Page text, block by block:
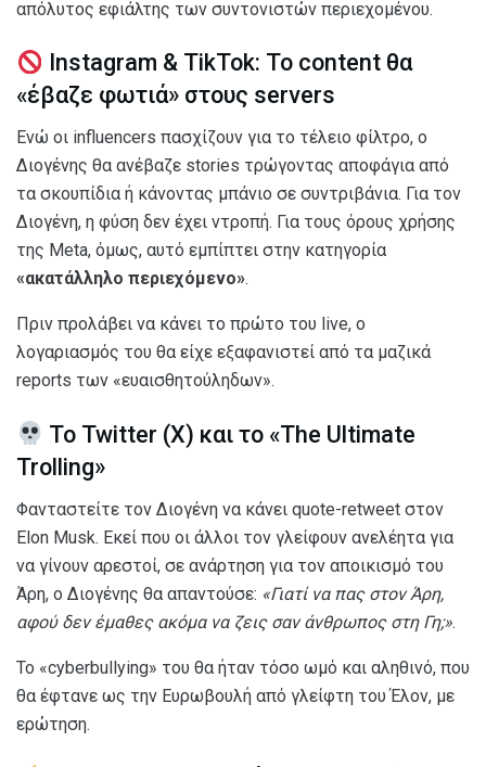
απόλυτος εφιάλτης των συντονιστών περιεχομένου.
Instagram & TikTok: Το content θα
«έβαζε φωτιά» στους servers
Ενώ οι influencers πασχίζουν για το τέλειο φίλτρο, ο
Διογένης θα ανέβαζε stories τρώγοντας αποφάγια από
τα σκουπίδια ή κάνοντας μπάνιο σε συντριβάνια. Για τον
Διογένη, η φύση δεν έχει ντροπή. Για τους όρους χρήσης
της Meta, όμως, αυτό εμπίπτει στην κατηγορία
«ακατάλληλο περιεχόμενο».
Πριν προλάβει να κάνει το πρώτο του live, ο
λογαριασμός του θα είχε εξαφανιστεί από τα μαζικά
reports των «ευαισθητούληδων».
Το Twitter (X) και το «The Ultimate
Trolling»
Φανταστείτε τον Διογένη να κάνει quote-retweet στον
Elon Musk. Εκεί που οι άλλοι τον γλείφουν ανελέητα για
να γίνουν αρεστοί, σε ανάρτηση για τον αποικισμό του
Άρη, ο Διογένης θα απαντούσε: «Γιατί να πας στον Άρη,
αφού δεν έμαθες ακόμα να ζεις σαν άνθρωπος στη Γη;».
Το «cyberbullying» του θα ήταν τόσο ωμό και αληθινό, που
θα έφτανε ως την Ευρωβουλή από γλείφτη του Έλον, με
ερώτηση.